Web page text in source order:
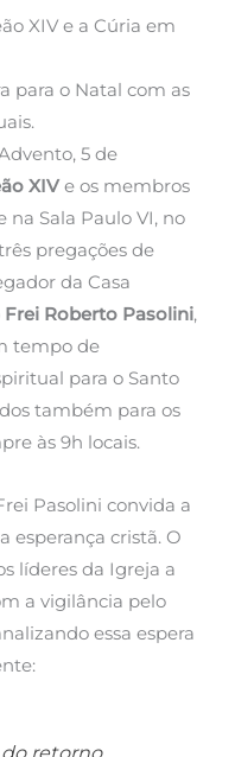
XIV e a Cúria em
para o Natal com as
5 de
XIVe os membros
Sala Paulo VI, no
pregações de
da Casa
Frei Roberto Pasolini,
tempo de
para o Santo
também para os
às 9h locais.
Pasolini convida a
esperança cristã. O
líderes da Igreja a
a vigilância pelo
essa espera
retorno